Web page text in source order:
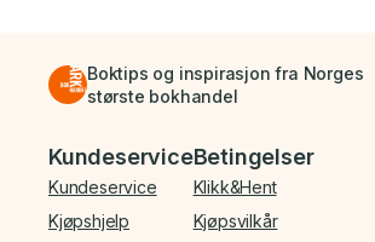
Boktips og inspirasjon fra Norges
største bokhandel
Bunnmeny
Kundeservice
Kundeservice
Kjøpshjelp
Betingelser
Klikk&Hent
Kjøpsvilkår